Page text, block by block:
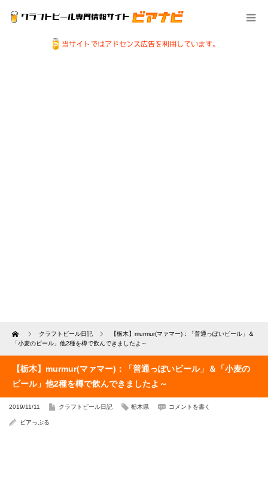
Home クラフトビール日記
【栃木】murmur(マァマー)：「普通っぽいビール」＆
「小麦のビール」他2種を樽で飲んできましたよ～
【栃木】murmur(マァマー)：「普通っぽいビール」＆「小麦の
ビール」他2種を樽で飲んできましたよ～
2019/11/11 クラフトビール日記 栃木県 コメントを書く
ビアっぷる